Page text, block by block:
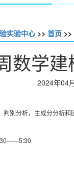
实验中心 >> 首页 >>
数学
2024年04
判别分析，主成分分析和